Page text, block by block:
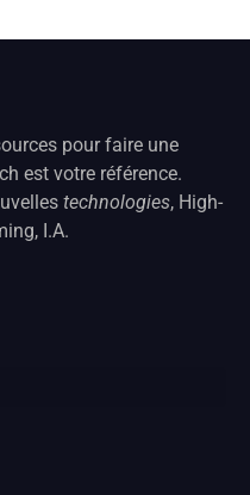
pour faire une
est votre référence.
technologies, High-
I.A.